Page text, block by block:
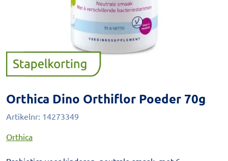
Orthica Dino Orthiflor Poeder 70g
Artikelnr: 14273349
Orthica